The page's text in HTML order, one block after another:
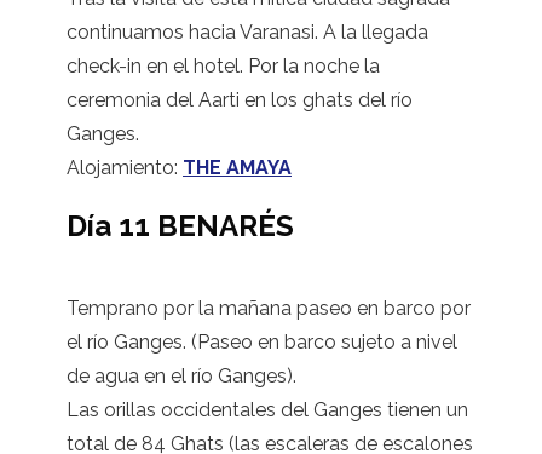
continuamos hacia Varanasi. A la llegada
check-in en el hotel. Por la noche la
ceremonia del Aarti en los ghats del río
Ganges.
Alojamiento: THE AMAYA
Día 11 BENARÉS
Temprano por la mañana paseo en barco por
el río Ganges. (Paseo en barco sujeto a nivel
de agua en el río Ganges).
Las orillas occidentales del Ganges tienen un
total de 84 Ghats (las escaleras de escalones